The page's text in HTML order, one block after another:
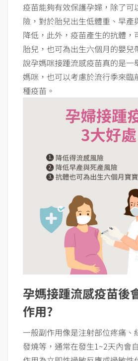
疫苗能夠有效保護孕婦，除了可
險，對於胎兒出生低體重、早產
降低，此外，疫苗產生的抗體，
胎兒，也可為出生六個月的嬰兒
說孕媽咪接踵流感疫苗真的是一
媽咪，也可以考慮於流行季來臨
種疫苗。
孕媽接踵流感疫苗後
作用?
一般副作用像是注射部位疼痛、
發燒等，通常在發生1~2天內會